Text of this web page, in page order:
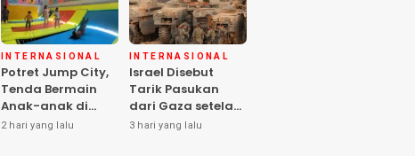
INTERNASIONAL
Potret Jump City,
Tenda Bermain
Anak-anak di
Tengah Perang
2 hari yang lalu
INTERNASIONAL
Israel Disebut
Tarik Pasukan
dari Gaza setelah
Hamas Selesai
3 hari yang lalu